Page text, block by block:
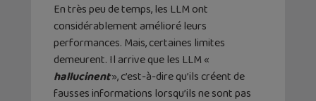
En très peu de temps, les LLM ont
considérablement amélioré leurs
performances. Mais, certaines limites
demeurent. Il arrive que les LLM «
hallucinent», c’est-à-dire qu’ils créent de
fausses informations lorsqu’ils ne sont pas